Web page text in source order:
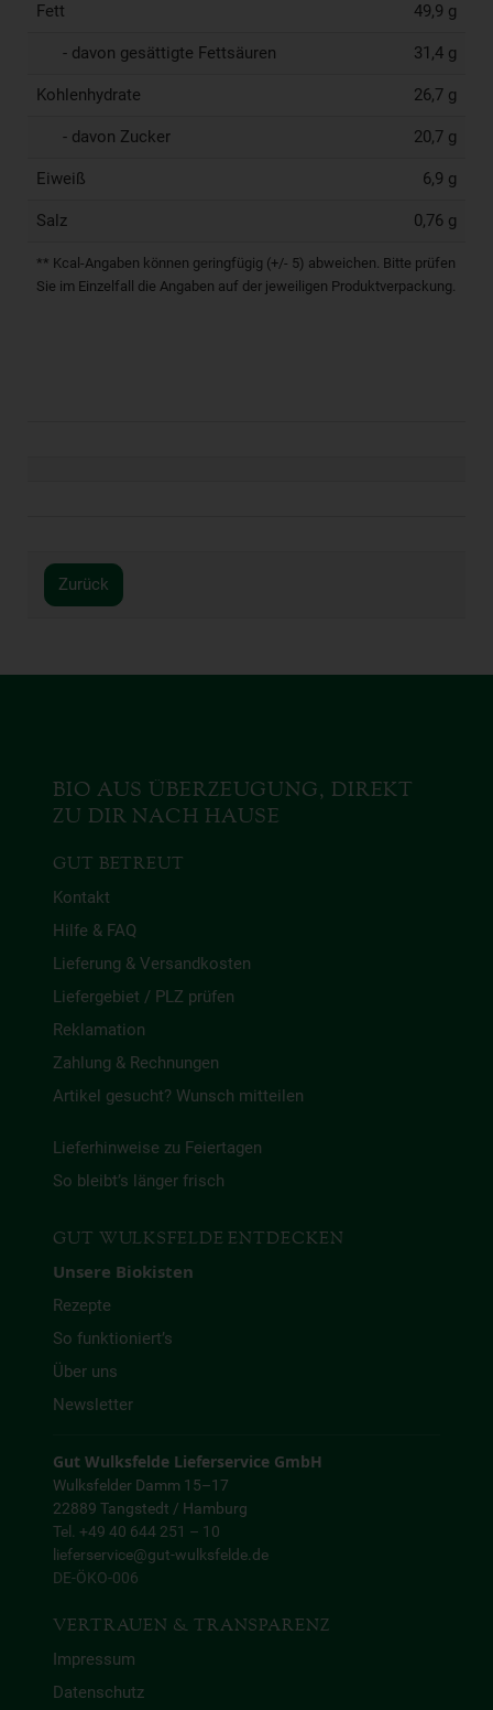
Fett 49,9 g
- davon gesättigte Fettsäuren 31,4 g
Kohlenhydrate 26,7 g
- davon Zucker 20,7 g
Eiweiß 6,9 g
Salz 0,76 g
** Kcal-Angaben können geringfügig (+/- 5) abweichen. Bitte prüfen
Sie im Einzelfall die Angaben auf der jeweiligen Produktverpackung.
Zurück
BIO AUS ÜBERZEUGUNG, DIREKT
ZU DIR NACH HAUSE
GUT BETREUT
Kontakt
Hilfe & FAQ
Lieferung & Versandkosten
Liefergebiet / PLZ prüfen
Reklamation
Zahlung & Rechnungen
Artikel gesucht? Wunsch mitteilen
Lieferhinweise zu Feiertagen
So bleibt’s länger frisch
GUT WULKSFELDE ENTDECKEN
Unsere Biokisten
Rezepte
So funktioniert’s
Über uns
Newsletter
Gut Wulksfelde Lieferservice GmbH
Wulksfelder Damm 15–17
22889 Tangstedt / Hamburg
Tel. +49 40 644 251 – 10
lieferservice@gut-wulksfelde.de
DE-ÖKO-006
VERTRAUEN & TRANSPARENZ
Impressum
Datenschutz